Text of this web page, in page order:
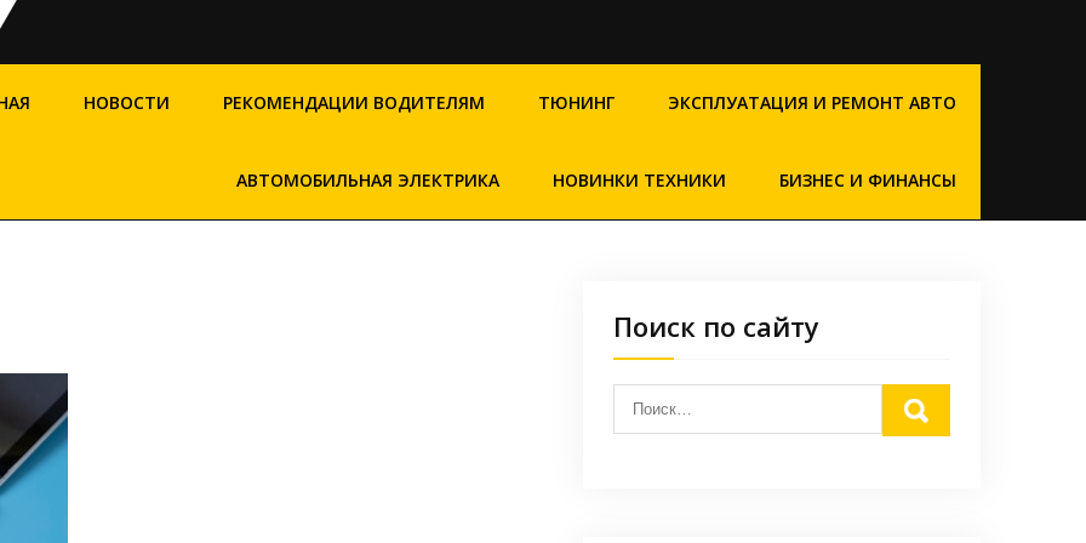
НОВОСТИ РЕКОМЕНДАЦИИ ВОДИТЕЛЯМ ТЮНИНГ ЭКСПЛУАТАЦИЯ И РЕМОНТ АВТО
АВТОМОБИЛЬНАЯ ЭЛЕКТРИКА НОВИНКИ ТЕХНИКИ БИЗНЕС И ФИНАНСЫ
Поиск по сайту